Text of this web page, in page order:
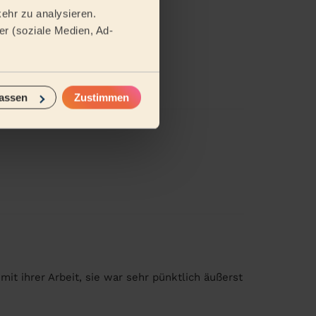
zu analysieren.
(soziale Medien, Ad-
Zustimmen
ihrer Arbeit, sie war sehr pünktlich äußerst